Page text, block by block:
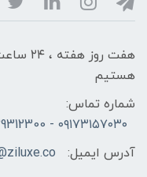
هفت
هستیم
شماره تماس:
۰۹۱۷۳۱۵۷۰۳۰ - 09129312300 - 07137742255
آدرس ایمیل: